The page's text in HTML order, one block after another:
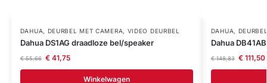
DAHUA, DEURBEL MET CAMERA, VIDEO DEURBEL
Dahua DS1AG draadloze bel/speaker
€55,66 €41,75
Winkelwagen
DAHUA,
Dahua
€148,83 €111,50